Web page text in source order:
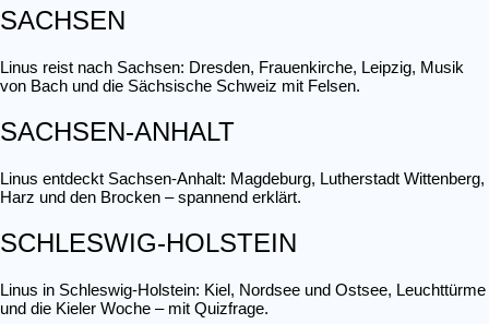
SACHSEN
Linus reist nach Sachsen: Dresden, Frauenkirche, Leipzig, Musik
von Bach und die Sächsische Schweiz mit Felsen.
SACHSEN-ANHALT
Linus entdeckt Sachsen-Anhalt: Magdeburg, Lutherstadt Wittenberg,
Harz und den Brocken – spannend erklärt.
SCHLESWIG-HOLSTEIN
Linus in Schleswig-Holstein: Kiel, Nordsee und Ostsee, Leuchttürme
und die Kieler Woche – mit Quizfrage.